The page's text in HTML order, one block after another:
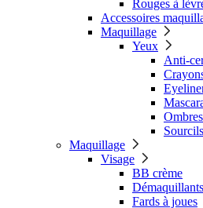
Rouges à
Accessoires
Maquillage
Yeux
Anti-
Sourcils
Maquillage
Visage
BB crème
Démaquillants
Fards à joues